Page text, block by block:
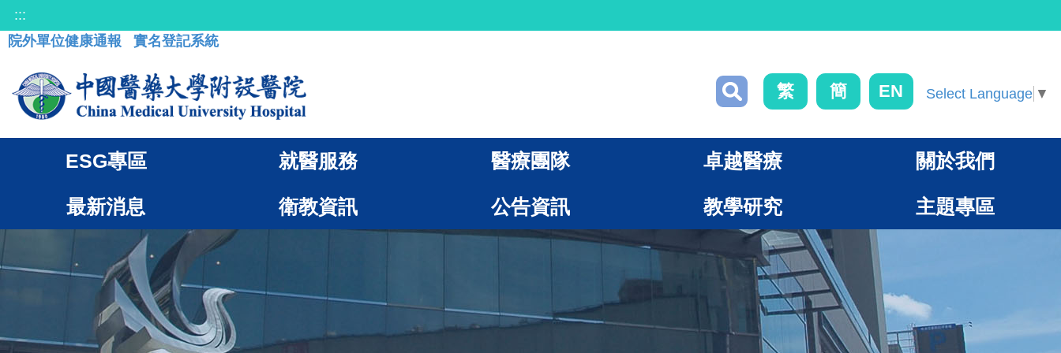
:::
院外單位健康通報
實名登記系統
繁 簡 EN Select Language ▼
ESG專區 就醫服務 醫療團隊 卓越醫療 關於我們
最新消息 衛教資訊 公告資訊 教學研究 主題專區